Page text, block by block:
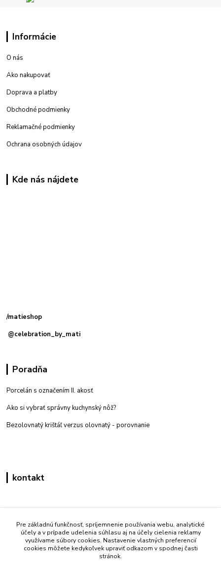
Informácie
O nás
Ako nakupovať
Doprava a platby
Obchodné podmienky
Reklamačné podmienky
Ochrana osobných údajov
Kde nás nájdete
/matieshop
@celebration_by_mati
Poradňa
Porcelán s označením II. akosť
Ako si vybrať správny kuchynský nôž?
Bezolovnatý krištáľ verzus olovnatý - porovnanie
kontakt
+421 908 861 051
(Po - Pia 7:30-15:30)
info@mati.sk
Pre základnú funkčnosť, spríjemnenie používania webu, analytické
účely a v prípade udelenia súhlasu aj na účely cielenia reklamy
využívame súbory cookies. Nastavenie vlastných preferencií
cookies môžete kedykoľvek upraviť odkazom v spodnej časti
stránok.